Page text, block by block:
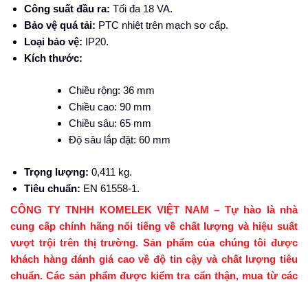
Công suất đầu ra: Tối đa 18 VA.
Bảo vệ quá tải: PTC nhiệt trên mạch sơ cấp.
Loại bảo vệ: IP20.
Kích thước:
Chiều rộng: 36 mm
Chiều cao: 90 mm
Chiều sâu: 65 mm
Độ sâu lắp đặt: 60 mm
Trọng lượng: 0,411 kg.
Tiêu chuẩn: EN 61558-1.
CÔNG TY TNHH KOMELEK VIỆT NAM – Tự hào là nhà
cung cấp chính hãng nổi tiếng về chất lượng và hiệu suất
vượt trội trên thị trường. Sản phẩm của chúng tôi được
khách hàng đánh giá cao về độ tin cậy và chất lượng tiêu
chuẩn. Các sản phẩm được kiểm tra cẩn thận, mua từ các